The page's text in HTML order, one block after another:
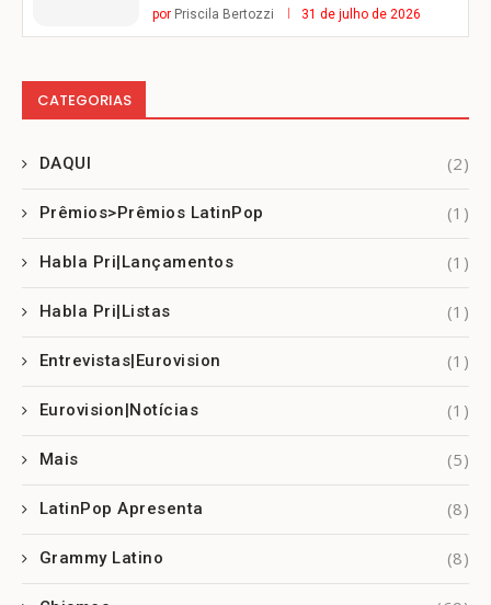
por Priscila Bertozzi 31 de julho de 2026
CATEGORIAS
DAQUI (2)
Prêmios>Prêmios LatinPop (1)
Habla Pri|Lançamentos (1)
Habla Pri|Listas (1)
Entrevistas|Eurovision (1)
Eurovision|Notícias (1)
Mais (5)
LatinPop Apresenta (8)
Grammy Latino (8)